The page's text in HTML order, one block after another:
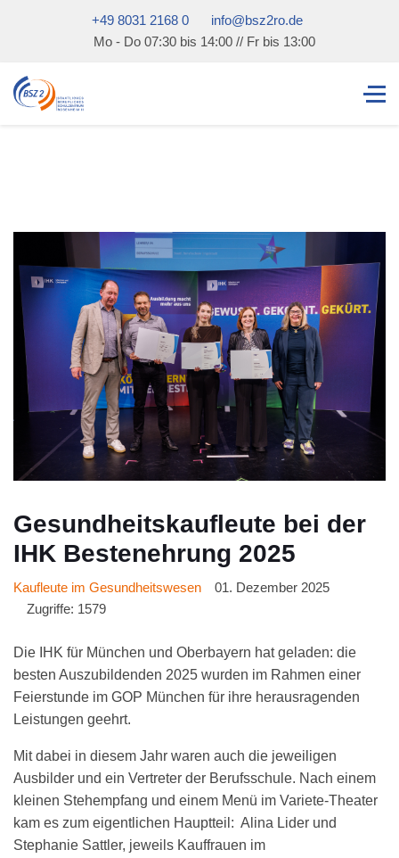
+49 8031 2168 0
info@bsz2ro.de
Mo - Do 07:30 bis 14:00 // Fr bis 13:00
Gesundheitskaufleute bei der
IHK Bestenehrung 2025
Kaufleute im Gesundheitswesen
01. Dezember 2025
Zugriffe: 1579
Die IHK für München und Oberbayern hat geladen: die
besten Auszubildenden 2025 wurden im Rahmen einer
Feierstunde im GOP München für ihre herausragenden
Leistungen geehrt.
Mit dabei in diesem Jahr waren auch die jeweiligen
Ausbilder und ein Vertreter der Berufsschule. Nach einem
kleinen Stehempfang und einem Menü im Variete-Theater
kam es zum eigentlichen Hauptteil: Alina Lider und
Stephanie Sattler, jeweils Kauffrauen im